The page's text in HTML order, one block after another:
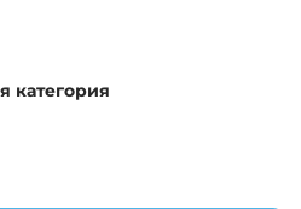
категория